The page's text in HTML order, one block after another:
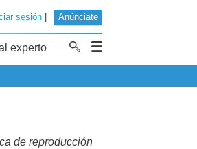
sesión| Anúnciate
experto
de reproducción